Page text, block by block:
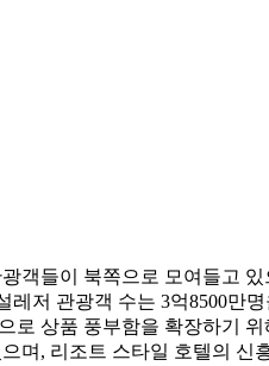
객들이 북쪽으로 모여들고
저 관광객 수는 3억8500만
상품 풍부함을 확장하기
며, 리조트 스타일 호텔의 신